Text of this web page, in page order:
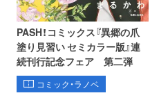
PASH！コミックス『異郷の爪
塗り見習い セミカラー版』連
続刊行記念フェア 第二弾
コミック・ラノベ